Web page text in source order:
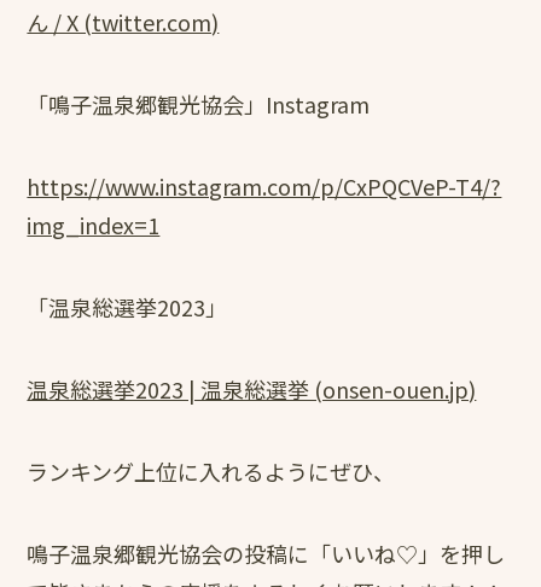
ん / X (twitter.com)
「鳴子温泉郷観光協会」Instagram
https://www.instagram.com/p/CxPQCVeP-T4/?
img_index=1
「温泉総選挙2023」
温泉総選挙2023 | 温泉総選挙 (onsen-ouen.jp)
ランキング上位に入れるようにぜひ、
鳴子温泉郷観光協会の投稿に「いいね♡」を押し